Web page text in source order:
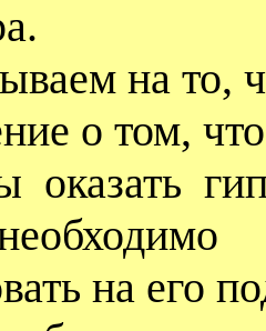
на то,
о том,
оказать
на его